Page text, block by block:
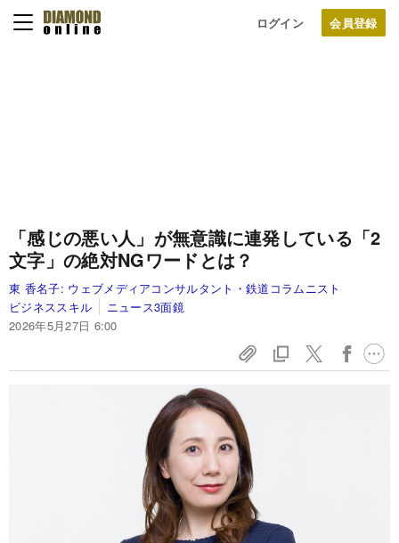
ログイン
「感じの悪い人」が無意識に連発している「2
文字」の絶対NGワードとは？
東 香名子: ウェブメディアコンサルタント・鉄道コラムニスト
ビジネススキル
ニュース3面鏡
2026年5月27日 6:00